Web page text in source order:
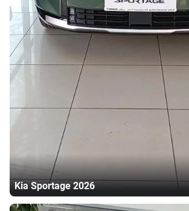
Kia Sportage 2026